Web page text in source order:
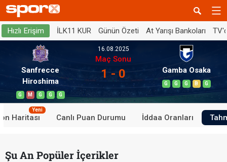
Hızlı Erişim İLK11 KUR Günün Özeti At Yarışı Bankoları
Sanfrecce
Hiroshima
G M G G G
16.08.2025
Maç Sonu
1 - 0 Gamba Osaka
G G G B G
Haritası
Yeni
Canlı Puan Durumu İddaa Oranları
Şu An Popüler İçerikler